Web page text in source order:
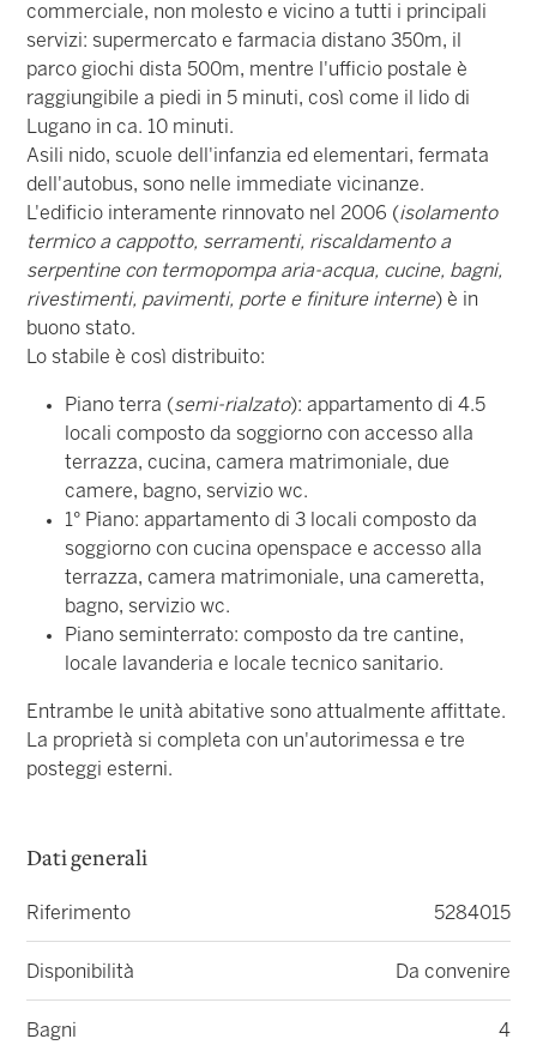
commerciale, non molesto e vicino a tutti i principali
servizi: supermercato e farmacia distano 350m, il
parco giochi dista 500m, mentre l'ufficio postale è
raggiungibile a piedi in 5 minuti, così come il lido di
Lugano in ca. 10 minuti.
Asili nido, scuole dell'infanzia ed elementari, fermata
dell'autobus, sono nelle immediate vicinanze.
L'edificio interamente rinnovato nel 2006 ( isolamento
termico a cappotto, serramenti, riscaldamento a
serpentine con termopompa aria-acqua, cucine, bagni,
rivestimenti, pavimenti, porte e finiture interne) è in
buono stato.
Lo stabile è così distribuito:
Piano terra ( semi-rialzato): appartamento di 4.5
locali composto da soggiorno con accesso alla
terrazza, cucina, camera matrimoniale, due
camere, bagno, servizio wc.
1° Piano: appartamento di 3 locali composto da
soggiorno con cucina openspace e accesso alla
terrazza, camera matrimoniale, una cameretta,
bagno, servizio wc.
Piano seminterrato: composto da tre cantine,
locale lavanderia e locale tecnico sanitario.
Entrambe le unità abitative sono attualmente affittate.
La proprietà si completa con un'autorimessa e tre
posteggi esterni.
Dati generali
Riferimento 5284015
Disponibilità Da convenire
Bagni 4